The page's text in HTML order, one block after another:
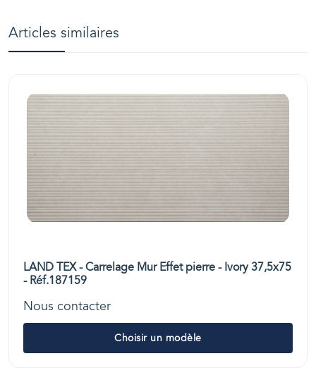
Articles similaires
LAND TEX - Carrelage Mur Effet pierre - Ivory 37,5x75
- Réf.187159
Nous contacter
Choisir un modèle